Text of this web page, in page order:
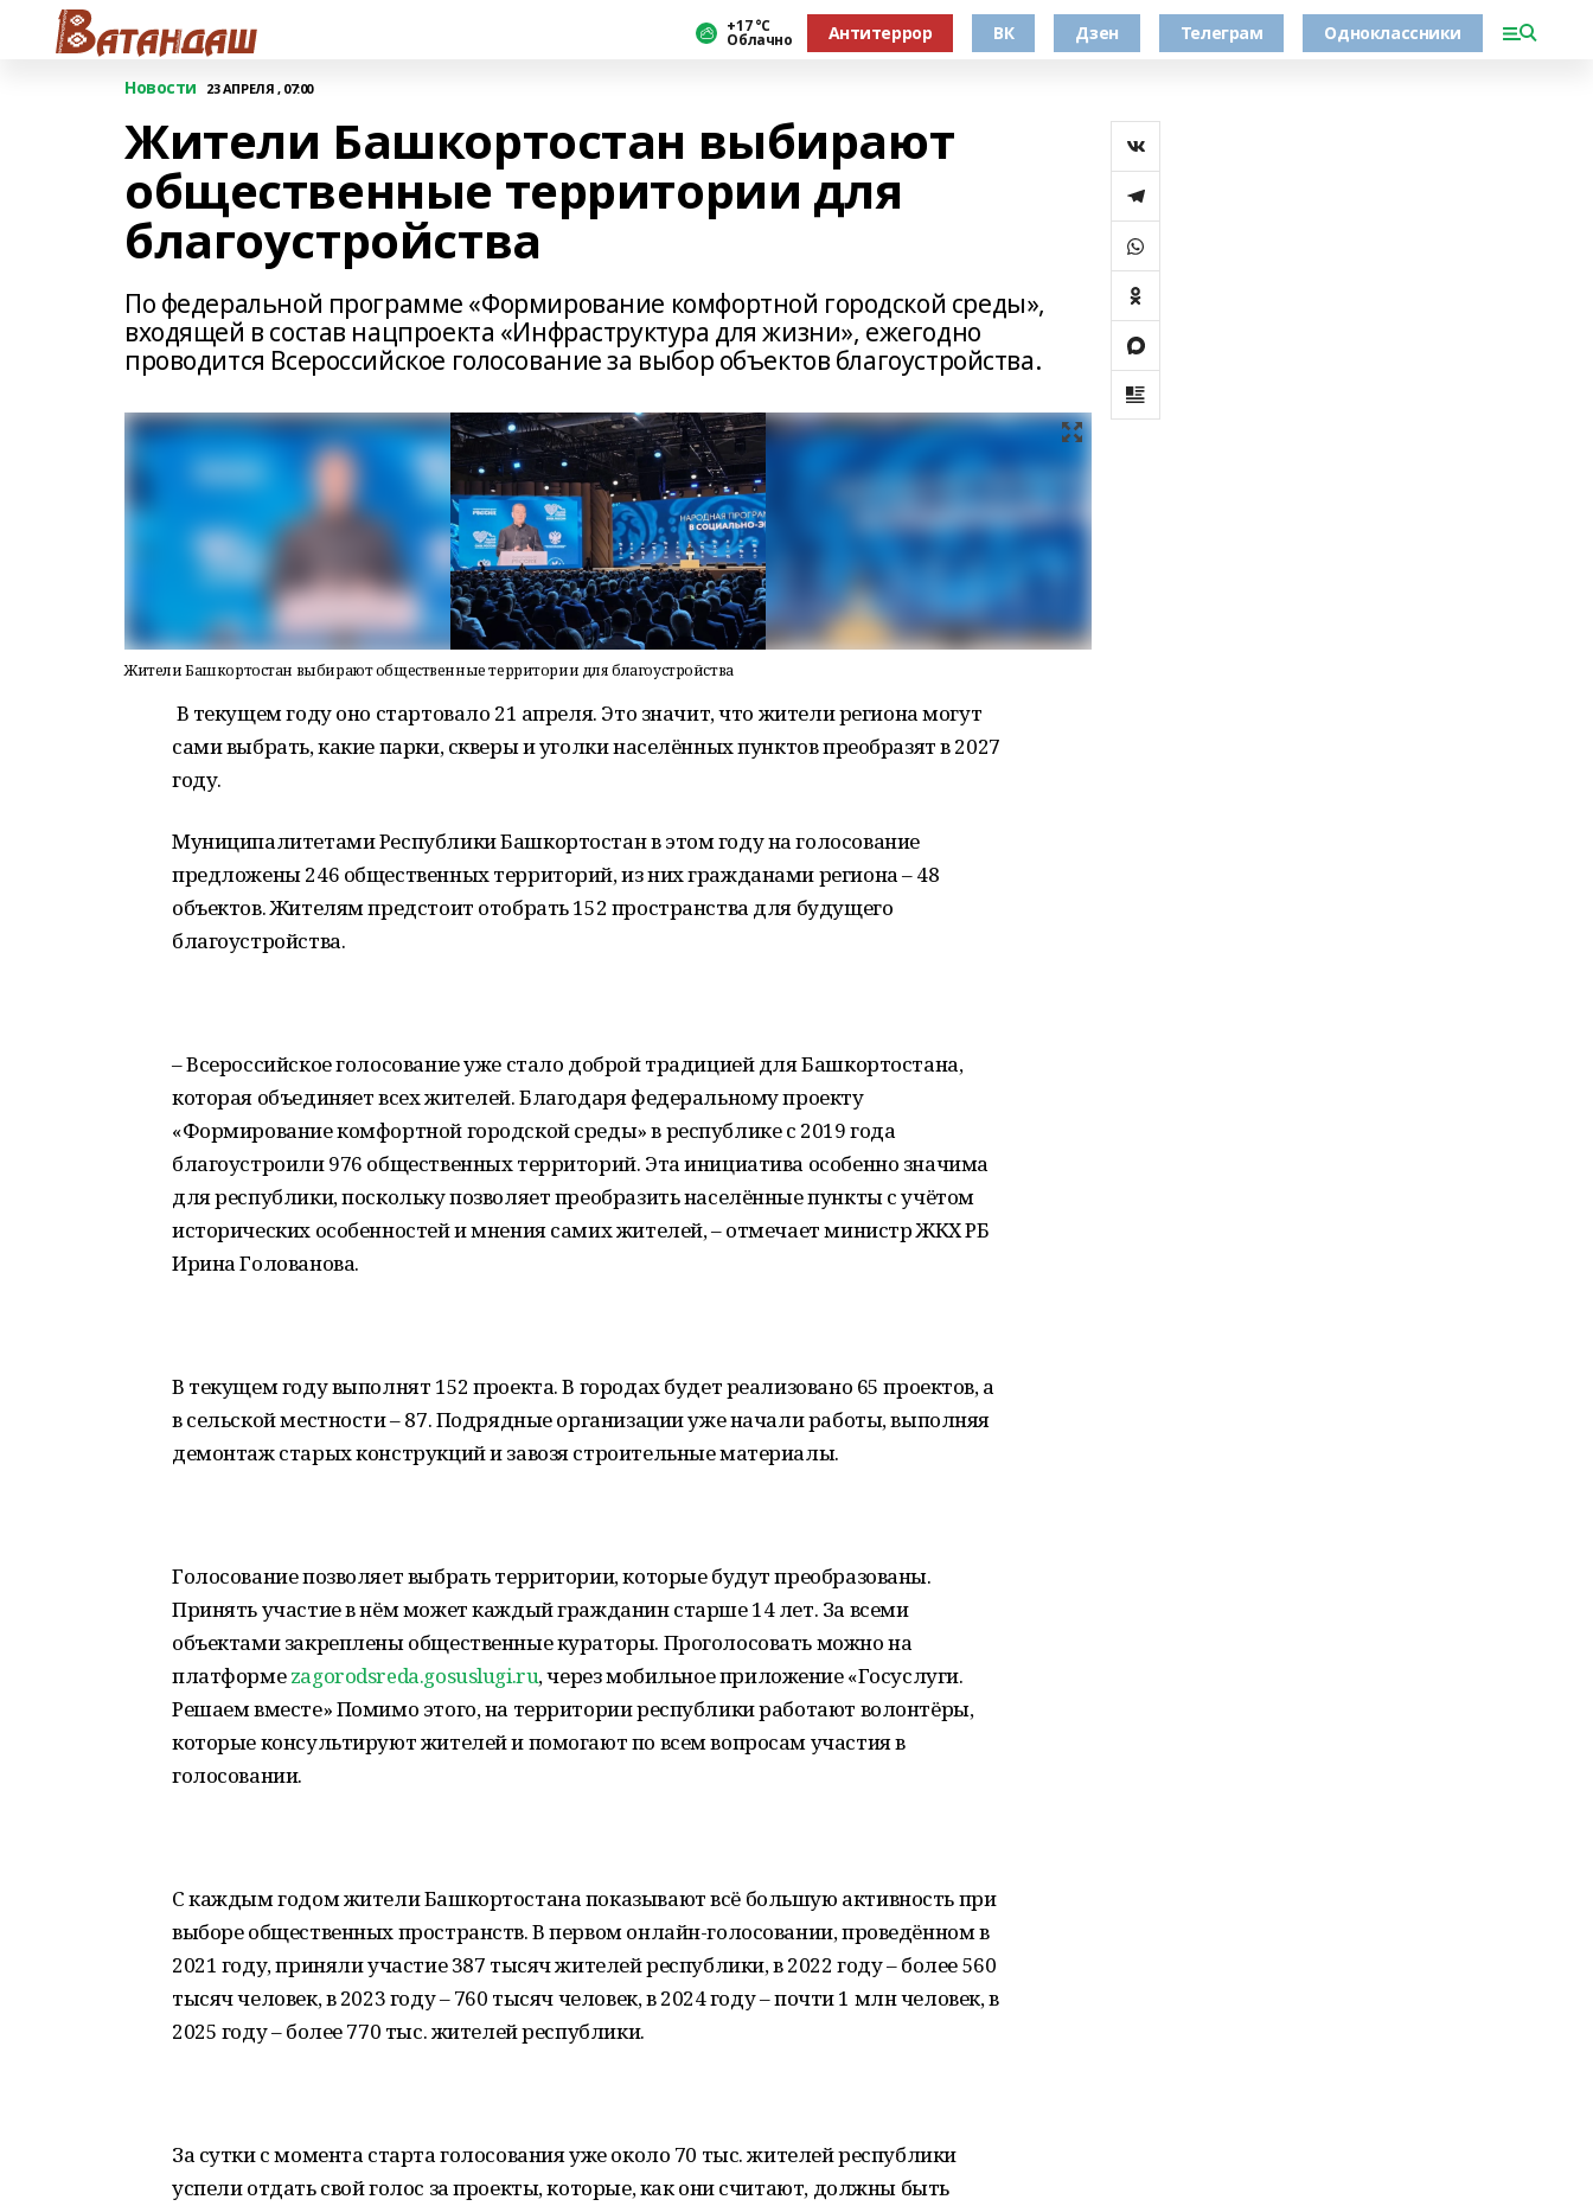
+17 °С
Облачно Антитеррор ВК Дзен Телеграм Одноклассники
Новости 23 АПРЕЛЯ , 07:00
Жители Башкортостан выбирают
общественные территории для
благоустройства
По федеральной программе «Формирование комфортной городской среды»,
входящей в состав нацпроекта «Инфраструктура для жизни», ежегодно
проводится Всероссийское голосование за выбор объектов благоустройства.
Жители Башкортостан выбирают общественные территории для благоустройства
В текущем году оно стартовало 21 апреля. Это значит, что жители региона могут
сами выбрать, какие парки, скверы и уголки населённых пунктов преобразят в 2027
году.
Муниципалитетами Республики Башкортостан в этом году на голосование
предложены 246 общественных территорий, из них гражданами региона – 48
объектов. Жителям предстоит отобрать 152 пространства для будущего
благоустройства.
– Всероссийское голосование уже стало доброй традицией для Башкортостана,
которая объединяет всех жителей. Благодаря федеральному проекту
«Формирование комфортной городской среды» в республике с 2019 года
благоустроили 976 общественных территорий. Эта инициатива особенно значима
для республики, поскольку позволяет преобразить населённые пункты с учётом
исторических особенностей и мнения самих жителей, – отмечает министр ЖКХ РБ
Ирина Голованова.
В текущем году выполнят 152 проекта. В городах будет реализовано 65 проектов, а
в сельской местности – 87. Подрядные организации уже начали работы, выполняя
демонтаж старых конструкций и завозя строительные материалы.
Голосование позволяет выбрать территории, которые будут преобразованы.
Принять участие в нём может каждый гражданин старше 14 лет. За всеми
объектами закреплены общественные кураторы. Проголосовать можно на
платформеzagorodsreda.gosuslugi.ru, через мобильное приложение «Госуслуги.
Решаем вместе» Помимо этого, на территории республики работают волонтёры,
которые консультируют жителей и помогают по всем вопросам участия в
голосовании.
С каждым годом жители Башкортостана показывают всё большую активность при
выборе общественных пространств. В первом онлайн-голосовании, проведённом в
2021 году, приняли участие 387 тысяч жителей республики, в 2022 году – более 560
тысяч человек, в 2023 году – 760 тысяч человек, в 2024 году – почти 1 млн человек, в
2025 году – более 770 тыс. жителей республики.
За сутки с момента старта голосования уже около 70 тыс. жителей республики
успели отдать свой голос за проекты, которые, как они считают, должны быть